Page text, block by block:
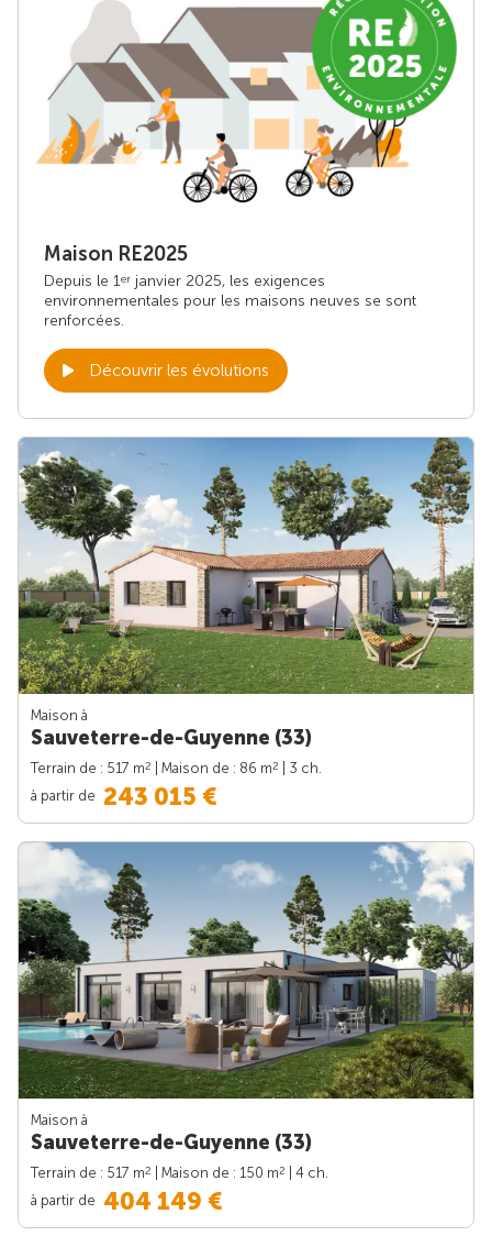
Maison RE2025
Depuis le 1er janvier 2025, les exigences
environnementales pour les maisons neuves se sont
renforcées.
Découvrir les évolutions
Maison à
Sauveterre-de-Guyenne (33)
Terrain de : 517 m2 | Maison de : 86 m2
| 3 ch.
à partir de 243 015 €
Maison à
Sauveterre-de-Guyenne (33)
Terrain de : 517 m2 | Maison de : 150 m2
| 4 ch.
à partir de 404 149 €